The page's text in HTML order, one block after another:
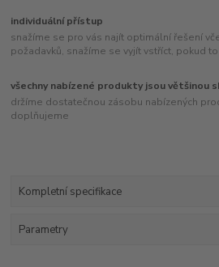
individuální přístup
snažíme se pro vás najít optimální řešení
požadavků, snažíme se vyjít vstříct, pokud
všechny nabízené produkty jsou většinou
držíme dostatečnou zásobu nabízených
doplňujeme
Kompletní specifikace
Parametry